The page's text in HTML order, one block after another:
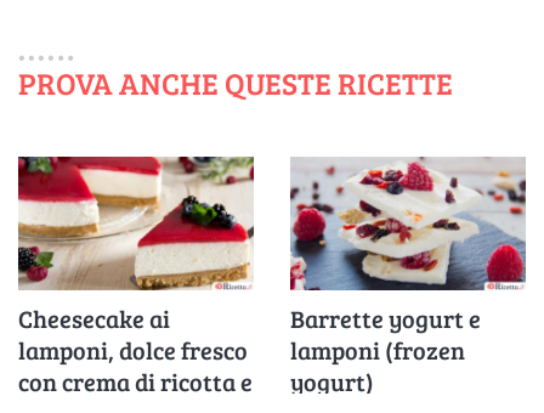
PROVA ANCHE QUESTE RICETTE
Cheesecake ai
lamponi, dolce fresco
con crema di ricotta e
Barrette yogurt e
lamponi (frozen
yogurt)